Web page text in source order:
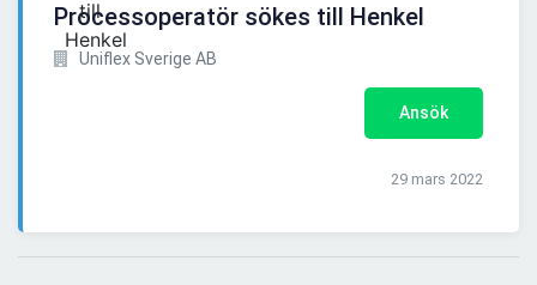
Processoperatör sökes till Henkel
Uniflex Sverige AB
Ansök
29 mars 2022